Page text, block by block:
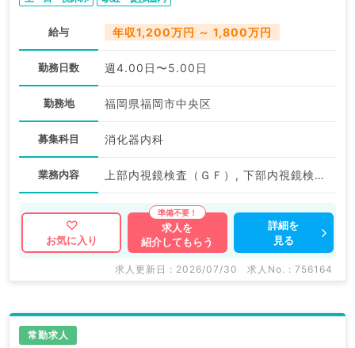
給与 年収1,200万円 ～ 1,800万円
勤務日数 週4.00日〜5.00日
勤務地 福岡県福岡市中央区
募集科目 消化器内科
業務内容 上部内視鏡検査（ＧＦ）, 下部内視鏡検査（ＣＦ）
お気に入り
求人を
紹介してもらう
詳細を
見る
求人更新日 : 2026/07/30 求人No. : 756164
常勤求人